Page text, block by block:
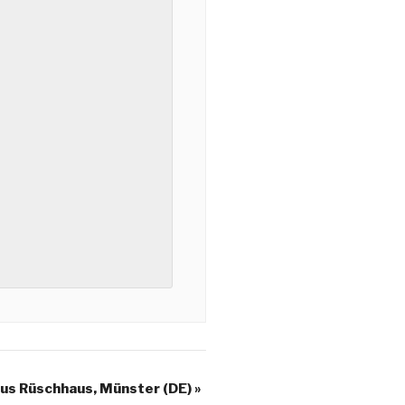
Rüschhaus, Münster (DE)»